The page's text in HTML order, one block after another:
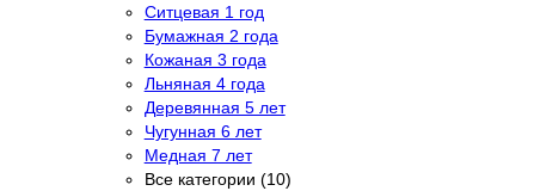
Ситцевая 1 год
Бумажная 2 года
Кожаная 3 года
Льняная 4 года
Деревянная 5 лет
Чугунная 6 лет
Медная 7 лет
Все категории (10)